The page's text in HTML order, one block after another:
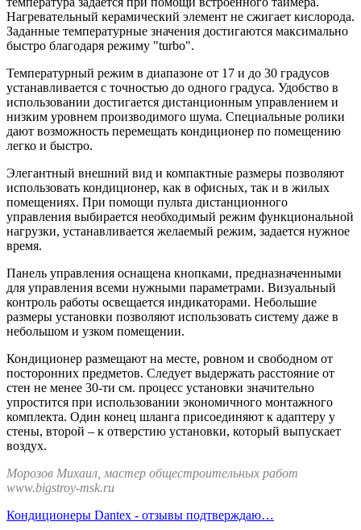
Нагревательный керамический элемент не сжигает кислорода.
Заданные температурные значения достигаются максимально
быстро благодаря режиму "turbo".
Температурный режим в диапазоне от 17 и до 30 градусов
устанавливается с точностью до одного градуса. Удобство в
использовании достигается дистанционным управлением и
низким уровнем производимого шума. Специальные ролики
дают возможность перемещать кондиционер по помещению
легко и быстро.
Элегантный внешний вид и компактные размеры позволяют
использовать кондиционер, как в офисных, так и в жилых
помещениях. При помощи пульта дистанционного
управления выбирается необходимый режим функциональной
нагрузки, устанавливается желаемый режим, задается нужное
время.
Панель управления оснащена кнопками, предназначенными
для управления всеми нужными параметрами. Визуальный
контроль работы освещается индикаторами. Небольшие
размеры установки позволяют использовать систему даже в
небольшом и узком помещении.
Кондиционер размещают на месте, ровном и свободном от
посторонних предметов. Следует выдержать расстояние от
стен не менее 30-ти см. процесс установки значительно
упростится при использовании экономичного монтажного
комплекта. Один конец шланга присоединяют к адаптеру у
стены, второй – к отверстию установки, который выпускает
воздух.
Морозов Михаил, мастер общестроительных работ
www.bigstroy-msk.ru
Кондиционеры Dantex - отзывы подтверждаю…